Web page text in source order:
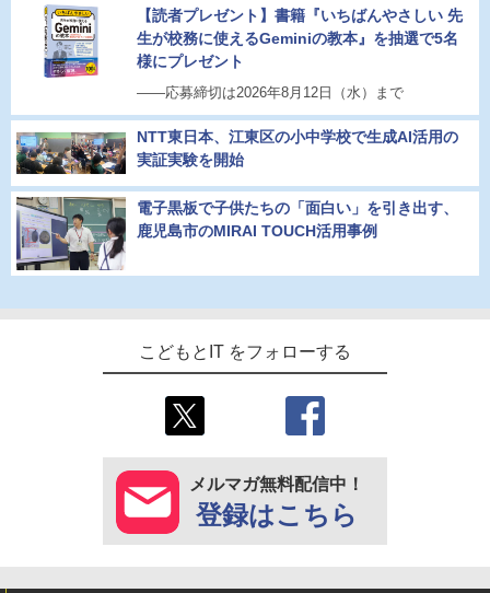
【読者プレゼント】書籍『いちばんやさしい 先
生が校務に使えるGeminiの教本』を抽選で5名
様にプレゼント
――応募締切は2026年8月12日（水）まで
NTT東日本、江東区の小中学校で生成AI活用の
実証実験を開始
電子黒板で子供たちの「面白い」を引き出す、
鹿児島市のMIRAI TOUCH活用事例
こどもとIT をフォローする
メルマガ無料配信中！
登録はこちら